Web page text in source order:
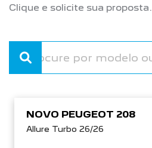
Clique e solicite sua proposta.
NOVO PEUGEOT 208
Allure Turbo 26/26